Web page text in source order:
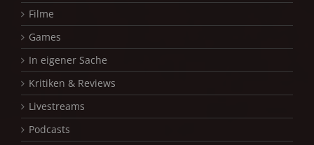
Filme
Games
In eigener Sache
Kritiken & Reviews
Livestreams
Podcasts